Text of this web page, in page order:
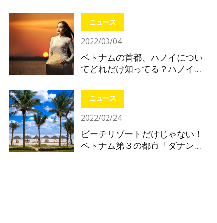
ニュース
2022/03/04
ベトナムの首都、ハノイについ
てどれだけ知ってる？ハノイの
ニュース
2022/02/24
ビーチリゾートだけじゃない！
ベトナム第３の都市「ダナン」